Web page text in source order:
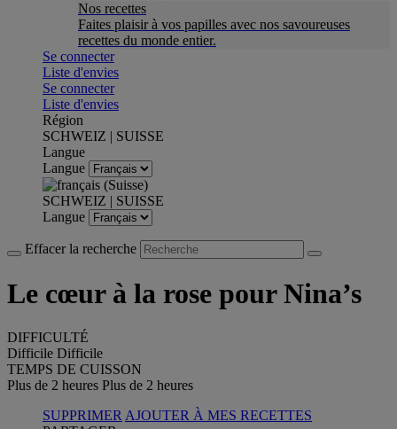
Nos recettes
Faites plaisir à vos papilles avec nos savoureuses
recettes du monde entier.
Se connecter
Liste d'envies
Se connecter
Liste d'envies
Région
SCHWEIZ | SUISSE
Langue
Langue
SCHWEIZ | SUISSE
Langue
Effacer la recherche
Le cœur à la rose pour Nina’s
DIFFICULTÉ
Difficile Difficile
TEMPS DE CUISSON
Plus de 2 heures Plus de 2 heures
SUPPRIMER AJOUTER À MES RECETTES